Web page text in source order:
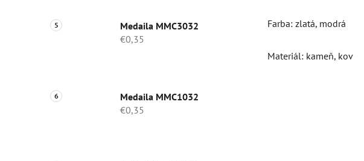
Medaila MMC3032
€0,35
Medaila MMC1032
€0,35
Farba: zlatá, modrá
Materiál: kameň, kov